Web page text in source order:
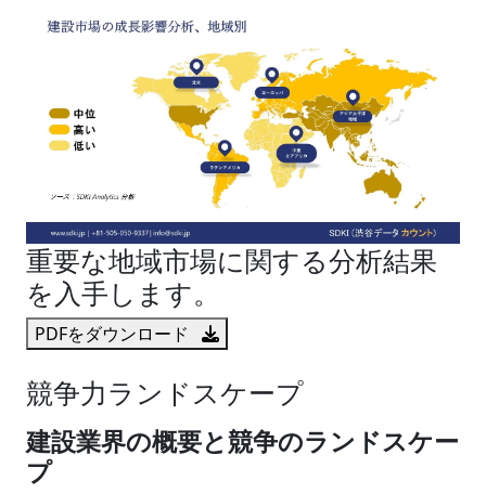
重要な地域市場に関する分析結果
を入手します。
PDFをダウンロード
競争力ランドスケープ
建設業界の概要と競争のランドスケー
プ